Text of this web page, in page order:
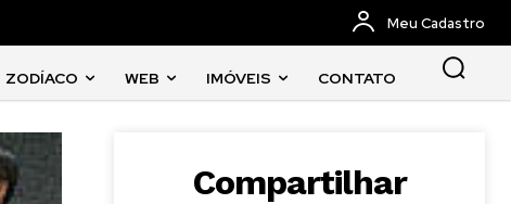
Meu Cadastro
ZODÍACO WEB IMÓVEIS CONTATO
Compartilhar